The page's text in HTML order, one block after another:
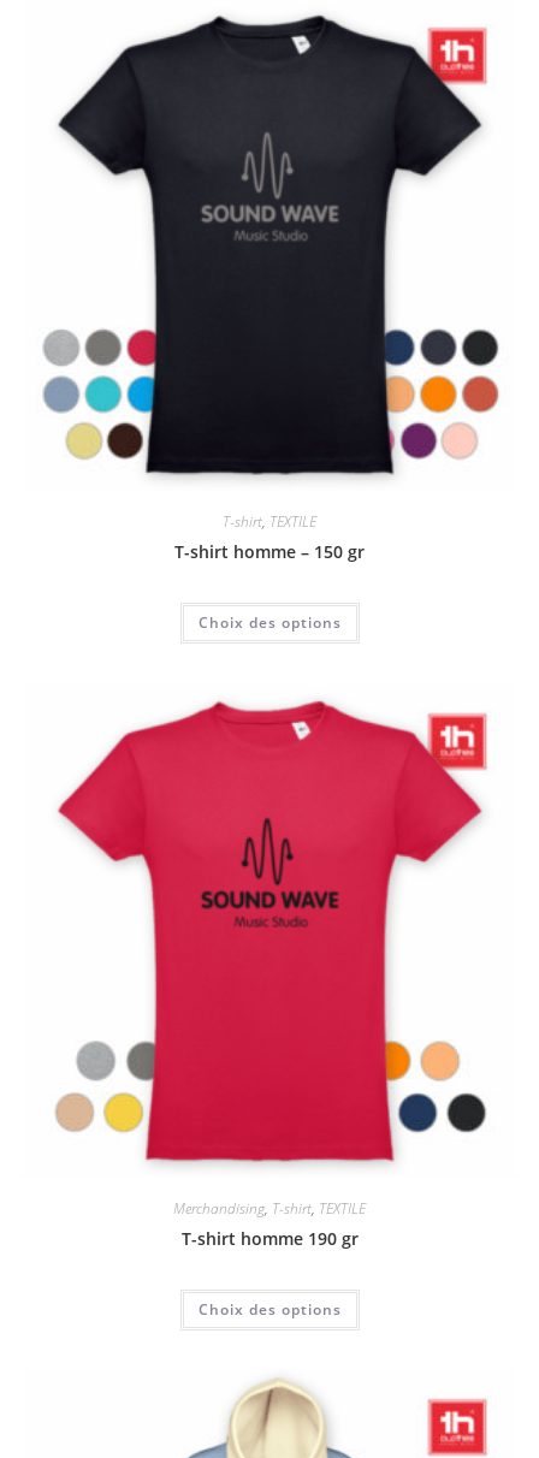
T-shirt, TEXTILE
T-shirt homme – 150 gr
Choix des options
Merchandising, T-shirt, TEXTILE
T-shirt homme 190 gr
Choix des options